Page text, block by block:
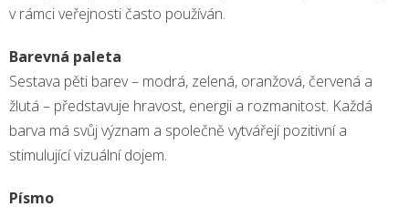
v rámci veřejnosti často používán.
Barevná paleta
Sestava pěti barev – modrá, zelená, oranžová, červená a
žlutá – představuje hravost, energii a rozmanitost. Každá
barva má svůj význam a společně vytvářejí pozitivní a
stimulující vizuální dojem.
Písmo